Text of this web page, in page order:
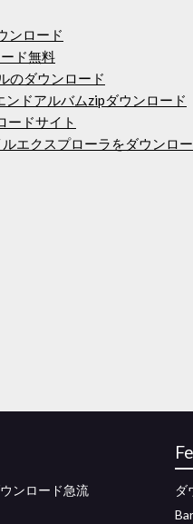
ンロード
ド無料
のダウンロード
ンドアルバムzipダウンロード
ードサイト
ルエクスプローラをダウンロ
ンロード急流
ダ